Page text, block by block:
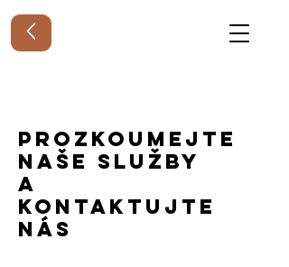
Prozkoumejte
naše služby
a
kontaktujte
nás